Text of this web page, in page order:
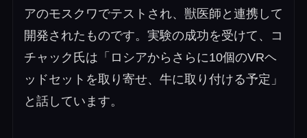
アのモスクワでテストされ、獣医師と連携して
開発されたものです。 実験の成功を受けて、コ
チャック氏は「ロシアからさらに10個のVRヘ
ッドセットを取り寄せ、牛に取り付ける予定」
と話しています。